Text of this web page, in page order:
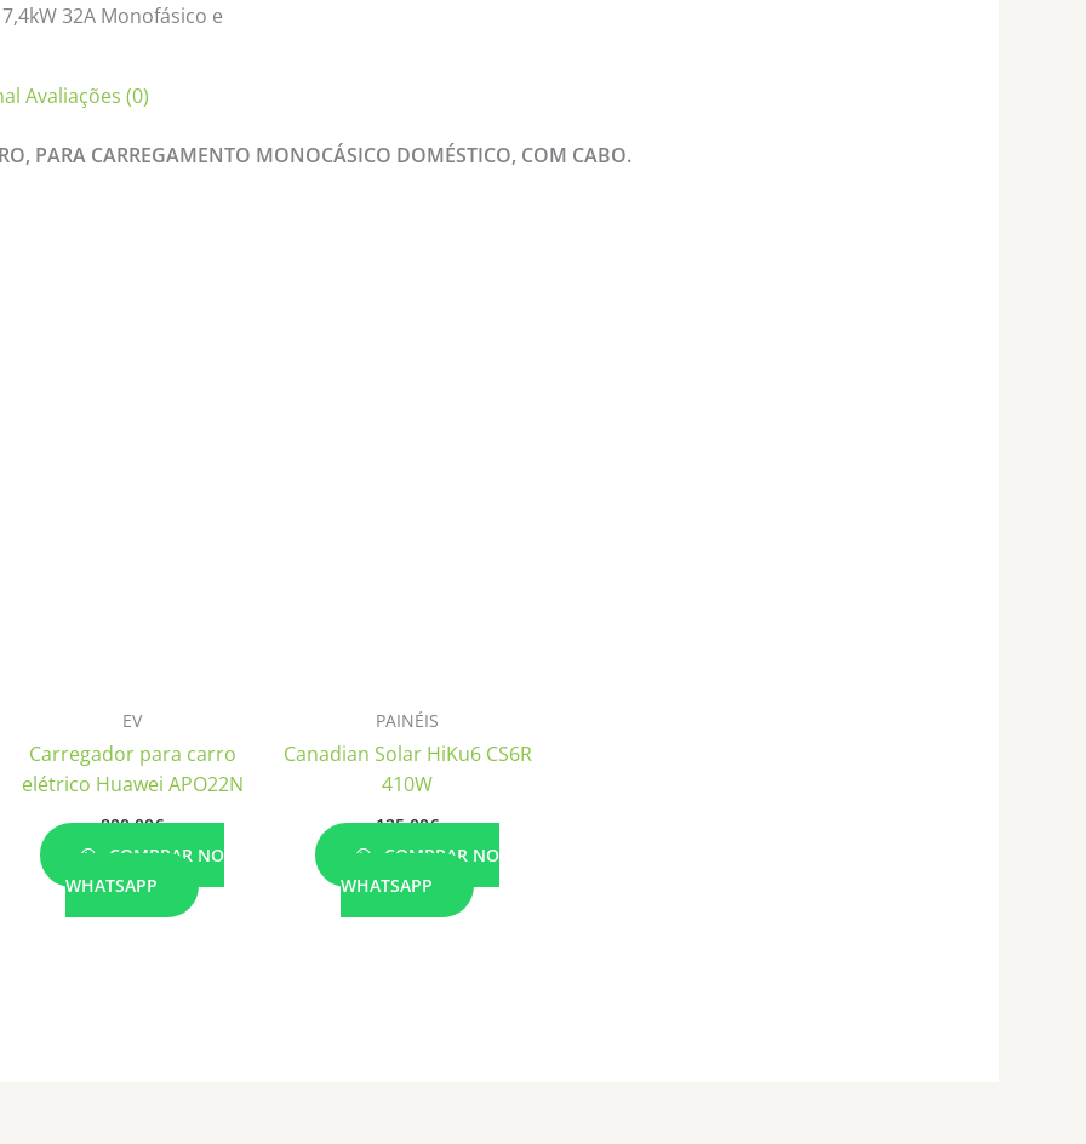
Avaliações (0)
PARA CARREGAMENTO MONOCÁSICO DOMÉSTICO, COM CABO.
EV
Carregador para carro
elétrico Huawei APO22N
800.00€
COMPRAR NO
WHATSAPP
PAINÉIS
Canadian Solar HiKu6 CS6R
410W
125.00€
COMPRAR NO
WHATSAPP